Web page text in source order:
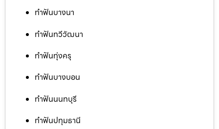
ทำฟันบางนา
ทำฟันทวีวัฒนา
ทำฟันทุ่งครุ
ทำฟันบางบอน
ทำฟันนนทบุรี
ทำฟันปทุมธานี